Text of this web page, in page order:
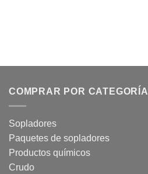
COMPRAR POR CATEGORÍA
Sopladores
Paquetes de sopladores
Productos químicos
Crudo